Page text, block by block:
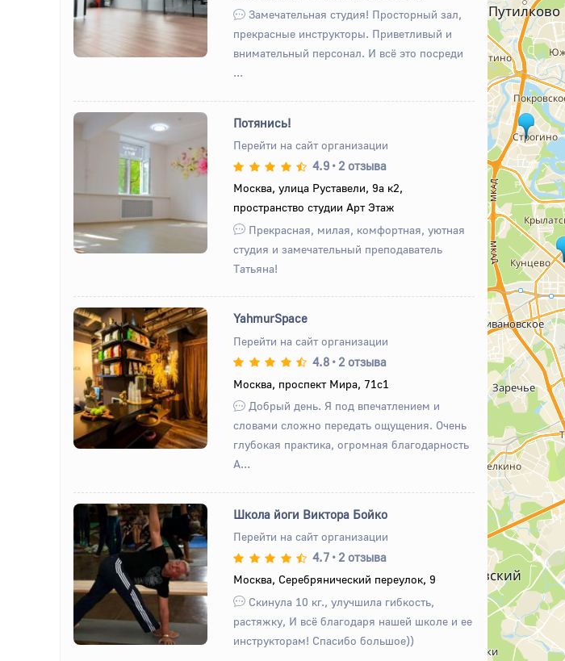
Замечательная студия! Просторный зал,
прекрасные инструкторы. Приветливый и
внимательный персонал. И всё это посреди
...
Назад Вперед
Потянись!
Перейти на сайт организации
4.9 • 2 отзыва
Москва, улица Руставели, 9а к2,
пространство студии Арт Этаж
Прекрасная, милая, комфортная, уютная
студия и замечательный преподаватель
Татьяна!
Назад Вперед
YahmurSpace
Перейти на сайт организации
4.8 • 2 отзыва
Москва, проспект Мира, 71с1
Добрый день. Я под впечатлением и
словами сложно передать ощущения. Очень
глубокая практика, огромная благодарность
А...
Назад Вперед
Школа йоги Виктора Бойко
Перейти на сайт организации
4.7 • 2 отзыва
Москва, Серебрянический переулок, 9
Скинула 10 кг., улучшила гибкость,
растяжку, И всё благодаря нашей школе и ее
инструкторам! Спасибо большое))